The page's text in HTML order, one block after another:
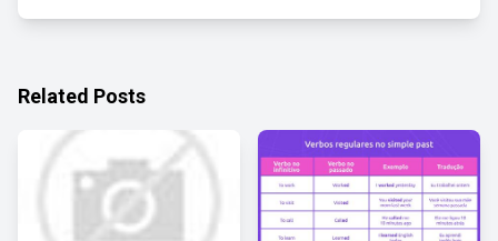
Related Posts